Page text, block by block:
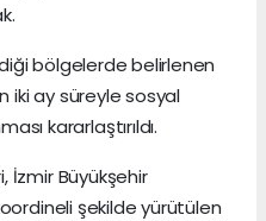
bölgelerde belirlenen
iki ay süreyle sosyal
kararlaştırıldı.
İzmir Büyükşehir
şekilde yürütülen